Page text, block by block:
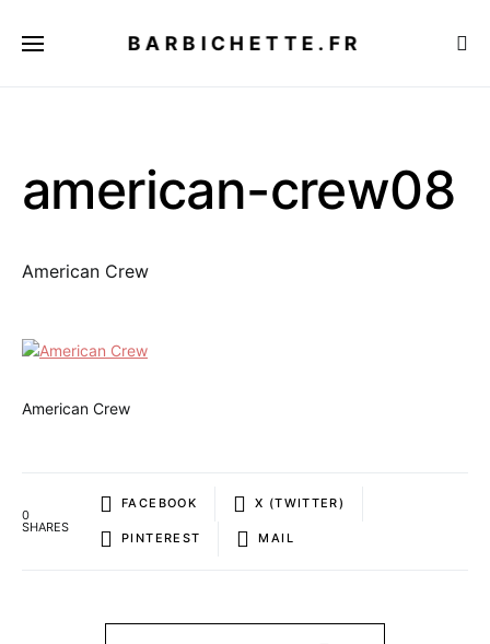
BARBICHETTE.FR
american-crew08
American Crew
American Crew
0
SHARES
FACEBOOK X (TWITTER)
PINTEREST MAIL